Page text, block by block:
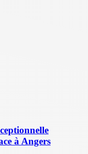
à Angers